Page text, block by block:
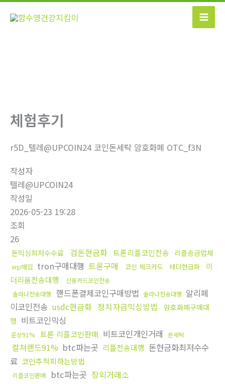
콘
체험후기
r5D_텔레@UPCOIN24 코인돈세탁 암호화폐 OTC_f3N
작성자
텔레@UPCOIN24
작성일
2026-05-23 19:28
조회
26
돈믹싱최저수수료 검돈현금화 트론리플코인전송 리플송금업체
xrp매입 tron구매대행 트론구매 코인 체크카드 테더현금화
이
더리움전송대행
신용카드코인전송
솔라나전송대행
핸드폰결제코인구매방법 솔라나전송대행 알리페
이코인전송 usdc현금화 정치자금믹싱방법
암호화폐구매대
행 비트코인믹싱
문상91% 트론 리플코인판매 비트코인개인거래 돈세탁
컬쳐랜드91% btc파는곳 리플전송대행 돈현금화최저수수
료 코인추적피하는방법
리플코인판매 btc파는곳 장외거래소